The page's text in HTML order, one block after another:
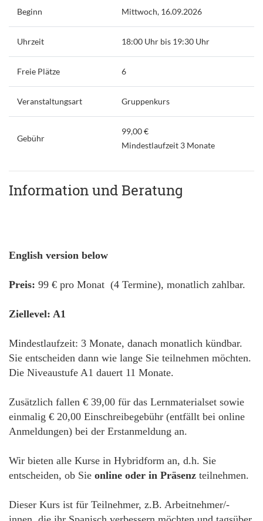
Beginn Mittwoch, 16.09.2026
Uhrzeit 18:00 Uhr bis 19:30 Uhr
Freie Plätze 6
Veranstaltungsart Gruppenkurs
Gebühr
99,00 €
Mindestlaufzeit 3 Monate
Information und Beratung
English version below
Preis: 99 € pro Monat (4 Termine), monatlich zahlbar.
Ziellevel: A1
Mindestlaufzeit: 3 Monate, danach monatlich kündbar.
Sie entscheiden dann wie lange Sie teilnehmen möchten.
Die Niveaustufe A1 dauert 11 Monate.
Zusätzlich fallen € 39,00 für das Lernmaterialset sowie
einmalig € 20,00 Einschreibegebühr (entfällt bei online
Anmeldungen) bei der Erstanmeldung an.
Wir bieten alle Kurse in Hybridform an, d.h. Sie
entscheiden, ob Sie online oder in Präsenz teilnehmen.
Dieser Kurs ist für Teilnehmer, z.B. Arbeitnehmer/-